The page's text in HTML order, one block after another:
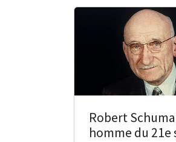
Robert
homme du 21e